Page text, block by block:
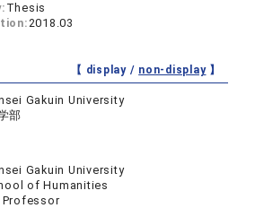
Thesis
2018.03
【 display / non-display】
Gakuin University
部
Gakuin University
of Humanities